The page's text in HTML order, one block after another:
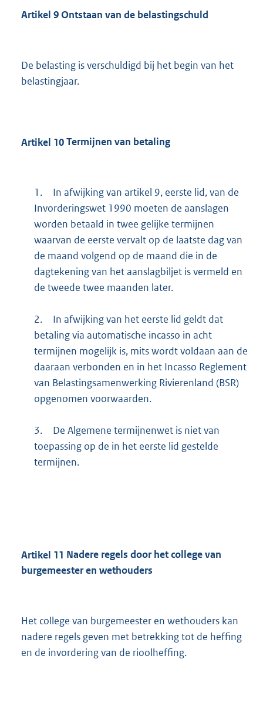
Artikel 9Ontstaan van de belastingschuld
De belasting is verschuldigd bij het begin van het
belastingjaar.
Artikel 10Termijnen van betaling
1.
In afwijking van artikel 9, eerste lid, van de
Invorderingswet 1990 moeten de aanslagen
worden betaald in twee gelijke termijnen
waarvan de eerste vervalt op de laatste dag van
de maand volgend op de maand die in de
dagtekening van het aanslagbiljet is vermeld en
de tweede twee maanden later.
2.
In afwijking van het eerste lid geldt dat
betaling via automatische incasso in acht
termijnen mogelijk is, mits wordt voldaan aan de
daaraan verbonden en in het Incasso Reglement
van Belastingsamenwerking Rivierenland (BSR)
opgenomen voorwaarden.
3.
De Algemene termijnenwet is niet van
toepassing op de in het eerste lid gestelde
termijnen.
Artikel 11 Nadere regels door het college van
burgemeester en wethouders
Het college van burgemeester en wethouders kan
nadere regels geven met betrekking tot de heffing
en de invordering van de rioolheffing.